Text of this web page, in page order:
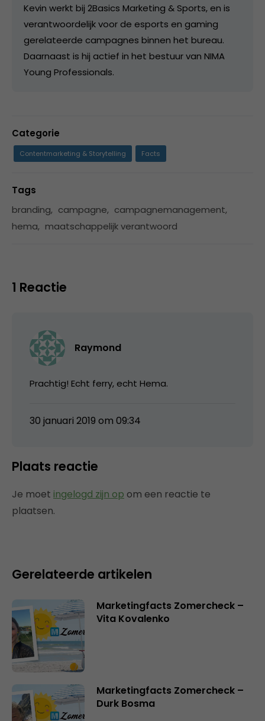
Kevin werkt bij 2Basics Marketing & Sports, en is
verantwoordelijk voor de esports en gaming
gerelateerde campagnes binnen het bureau.
Daarnaast is hij actief in het bestuur van NIMA
Young Professionals.
Categorie
Contentmarketing & Storytelling Facts
Tags
branding, campagne, campagnemanagement,
hema, maatschappelijk verantwoord
1 Reactie
Raymond
Prachtig! Echt ferry, echt Hema.
30 januari 2019 om 09:34
Plaats reactie
Je moet ingelogd zijn op om een reactie te
plaatsen.
Gerelateerde artikelen
Marketingfacts Zomercheck –
Vita Kovalenko
Marketingfacts Zomercheck –
Durk Bosma